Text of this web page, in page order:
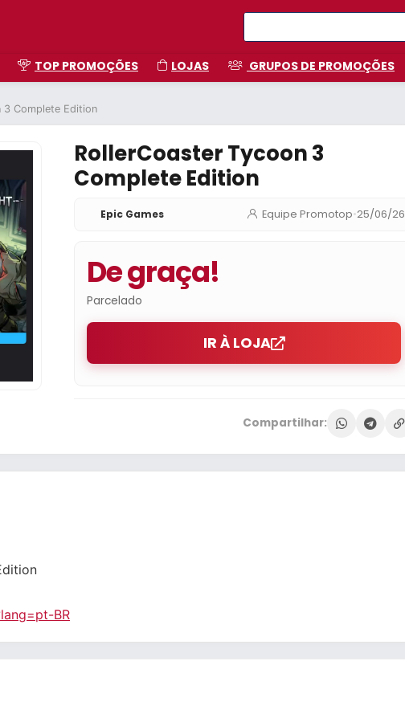
TOP PROMOÇÕES LOJAS GRUPOS DE PROMOÇÕES
3 Complete Edition
RollerCoaster Tycoon 3
Complete Edition
Epic Games Equipe Promotop•25/06/26
De graça!
Parcelado
IR À LOJA
Compartilhar:
BR